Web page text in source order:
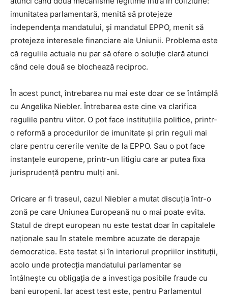
imunitatea parlamentară, menită să protejeze
independența mandatului, și mandatul EPPO, menit să
protejeze interesele financiare ale Uniunii. Problema este
că regulile actuale nu par să ofere o soluție clară atunci
când cele două se blochează reciproc.
În acest punct, întrebarea nu mai este doar ce se întâmplă
cu Angelika Niebler. Întrebarea este cine va clarifica
regulile pentru viitor. O pot face instituțiile politice, printr-
o reformă a procedurilor de imunitate și prin reguli mai
clare pentru cererile venite de la EPPO. Sau o pot face
instanțele europene, printr-un litigiu care ar putea fixa
jurisprudență pentru mulți ani.
Oricare ar fi traseul, cazul Niebler a mutat discuția într-o
zonă pe care Uniunea Europeană nu o mai poate evita.
Statul de drept european nu este testat doar în capitalele
naționale sau în statele membre acuzate de derapaje
democratice. Este testat și în interiorul propriilor instituții,
acolo unde protecția mandatului parlamentar se
întâlnește cu obligația de a investiga posibile fraude cu
bani europeni. Iar acest test este, pentru Parlamentul